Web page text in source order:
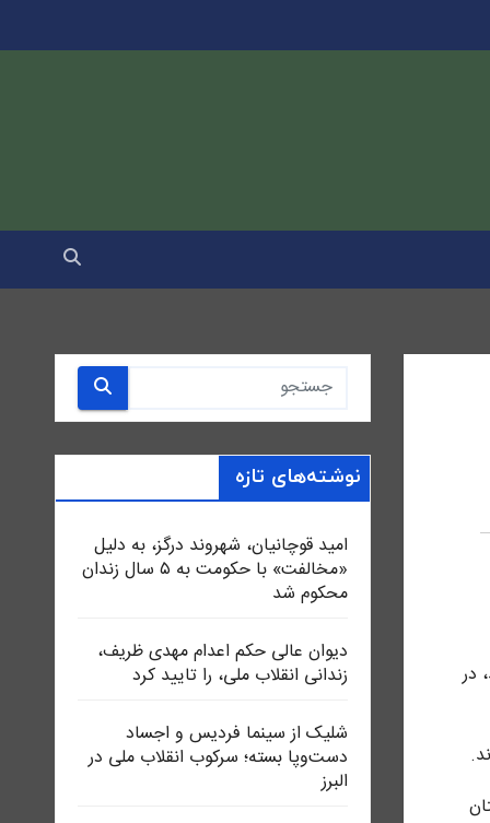
در
نوشته‌های تازه
امید قوچانیان، شهروند درگز، به دلیل
«مخالفت» با حکومت به ۵ سال زندان
محکوم شد
دیوان عالی حکم اعدام مهدی ظریف،
زندانی انقلاب ملی، را تایید کرد
شلیک از سینما فردیس و اجساد
دست‌وپا بسته؛ سرکوب انقلاب ملی در
البرز